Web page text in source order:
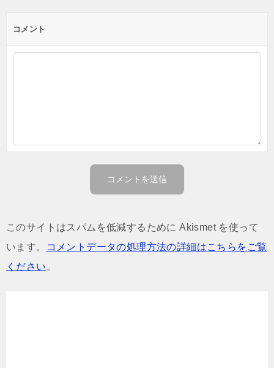
コメント
このサイトはスパムを低減するために Akismet を使って
います。
コメントデータの処理方法の詳細はこちらをご覧
ください 。